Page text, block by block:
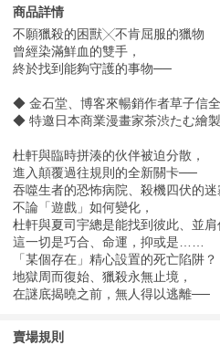
商品詳情
不願獵殺的困獸╳不肯屈服的獵物
曾經染滿鮮血的雙手，
終於找到能夠守護的事物──
◆ 金石堂、博客來暢銷作者草子信全
◆ 特邀日本商業漫畫家茶渋たむ繪
杜軒與臨時拼湊的伙伴被迫分散，
進入顛覆過往規則的全新關卡──
吞噬生者的恐怖病院、殺機四伏的迷
不論「遊戲」如何變化，
杜軒與夏司宇總是能找到彼此、並肩
這一切是巧合、命運，抑或是……
「某個存在」精心設置的死亡陷阱？
地獄周而復始、獵殺永無止境，
在謎底揭曉之前，無人得以逃離──
賣場規則